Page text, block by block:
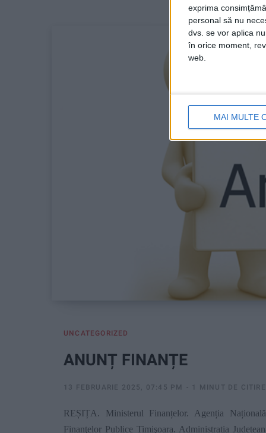
exprima
personal să nu
dvs. se vor aplica
în orice moment,
web.
MAI MULTE
UNCATEGORIZED
ANUNȚ FINANȚE
13 FEBRUARIE 2025, 07:45 PM 1 MINUT DE CITIRE
REȘIȚA. Ministerul Finanțelor. Agenția
Finanţelor Publice Timişoara. Administrația